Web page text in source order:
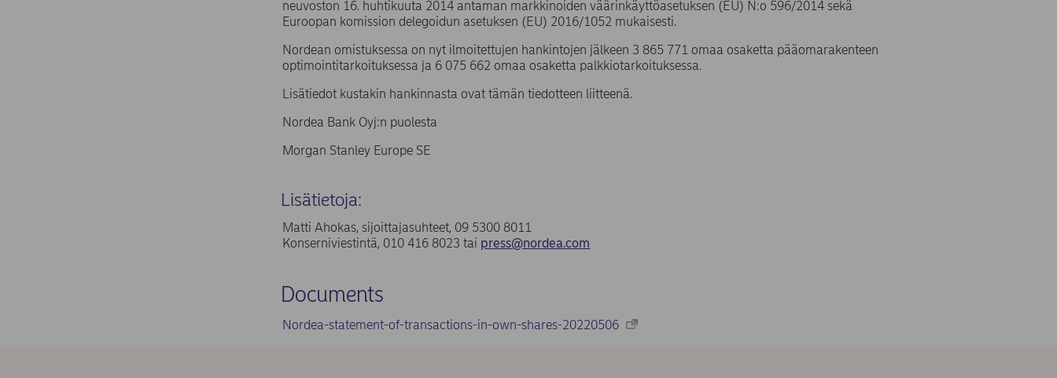
neuvoston 16. huhtikuuta 2014 antaman markkinoiden väärinkäyttöasetuksen (EU) N:o 596/2014 sekä
Euroopan komission delegoidun asetuksen (EU) 2016/1052 mukaisesti.
Nordean omistuksessa on nyt ilmoitettujen hankintojen jälkeen 3 865 771 omaa osaketta pääomarakenteen
optimointitarkoituksessa ja 6 075 662 omaa osaketta palkkiotarkoituksessa.
Lisätiedot kustakin hankinnasta ovat tämän tiedotteen liitteenä.
Nordea Bank Oyj:n puolesta
Morgan Stanley Europe SE
Lisätietoja:
Matti Ahokas, sijoittajasuhteet, 09 5300 8011
Konserniviestintä, 010 416 8023 tai press@nordea.com
Documents
Nordea-statement-of-transactions-in-own-shares-20220506